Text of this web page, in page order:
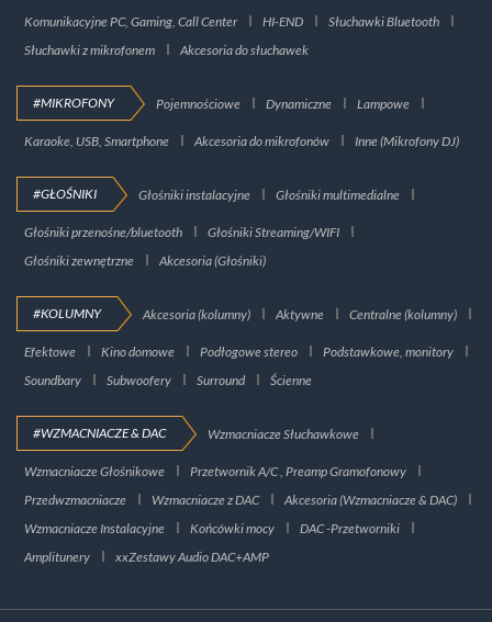
Komunikacyjne PC, Gaming, Call Center
HI-END
Słuchawki Bluetooth
Słuchawki z mikrofonem
Akcesoria do słuchawek
#MIKROFONY Pojemnościowe Dynamiczne Lampowe
Karaoke, USB, Smartphone Akcesoria do mikrofonów Inne (Mikrofony DJ)
#GŁOŚNIKI Głośniki instalacyjne Głośniki multimedialne
Głośniki przenośne/bluetooth
Głośniki Streaming/WIFI
Głośniki zewnętrzne
Akcesoria (Głośniki)
#KOLUMNY Akcesoria (kolumny) Aktywne Centralne (kolumny)
Efektowe Kino domowe Podłogowe stereo
Podstawkowe, monitory
Soundbary
Subwoofery Surround Ścienne
#WZMACNIACZE & DAC Wzmacniacze Słuchawkowe
Wzmacniacze Głośnikowe
Przetwornik A/C , Preamp Gramofonowy
Przedwzmacniacze
Wzmacniacze z DAC
Akcesoria (Wzmacniacze & DAC)
Wzmacniacze Instalacyjne
Końcówki mocy
DAC -Przetworniki
Amplitunery
xxZestawy Audio DAC+AMP